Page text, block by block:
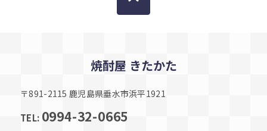
焼酎屋 きたかた
〒891-2115 鹿児島県垂水市浜平1921
TEL: 0994-32-0665